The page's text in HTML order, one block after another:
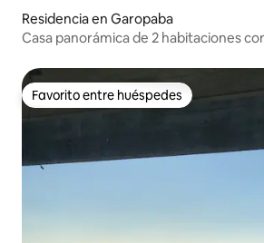
Residencia en Garopaba
Casa panorámica de 2 habitaciones
Favorito entre huéspedes
Favorito entre huéspedes